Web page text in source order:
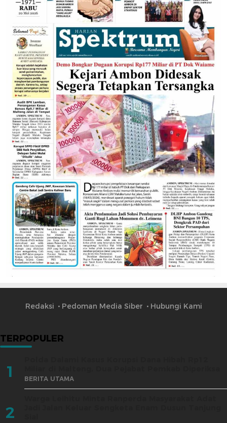
Redaksi Pedoman Media Siber Hubungi Kami
TERPOPULER
1 BERITA UTAMA
2